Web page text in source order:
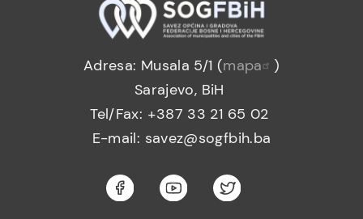
Adresa: Musala 5/1 (mapa
)
Sarajevo, BiH
Tel/Fax: +387 33 21 65 02
E-mail: savez@sogfbih.ba